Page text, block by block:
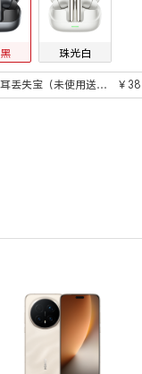
珠光白
荣耀单耳丢失宝（未使用送一年延长宝） （一年期） ￥38